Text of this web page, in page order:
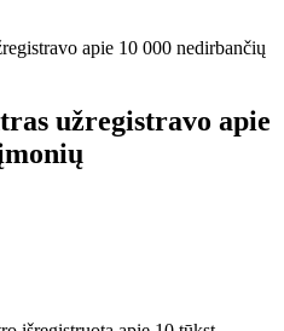
apie 10 000 nedirbančių
užregistravo apie